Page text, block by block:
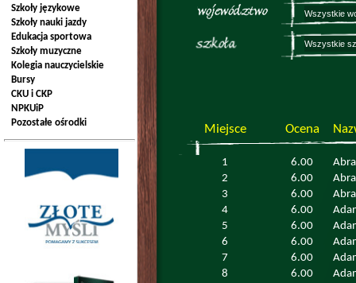
Miejsce Ocena
1 6.00
2
6.00
3
6.00
4
6.00
5
6.00
6
6.00
7
6.00
8
6.00
Szkoły językowe
Szkoły nauki jazdy
Edukacja sportowa
Szkoły muzyczne
Kolegia nauczycielskie
Bursy
CKU i CKP
NPKUiP
Pozostałe ośrodki